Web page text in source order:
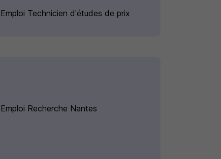
Emploi Technicien d'études de prix
Emploi Recherche Nantes